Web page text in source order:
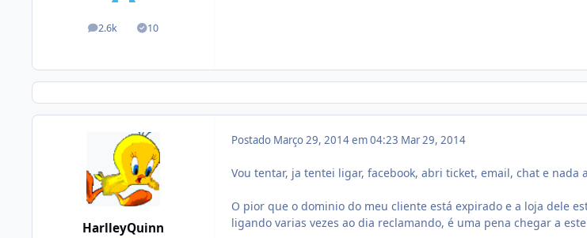
2.6k
posts 10
Soluções
HarlleyQuinn
Postado Março 29, 2014 em 04:23 Mar 29, 2014
Vou tentar, ja tentei ligar, facebook, abri ticket, email, chat e nada
O pior que o dominio do meu cliente está expirado e a loja dele
ligando varias vezes ao dia reclamando, é uma pena chegar a